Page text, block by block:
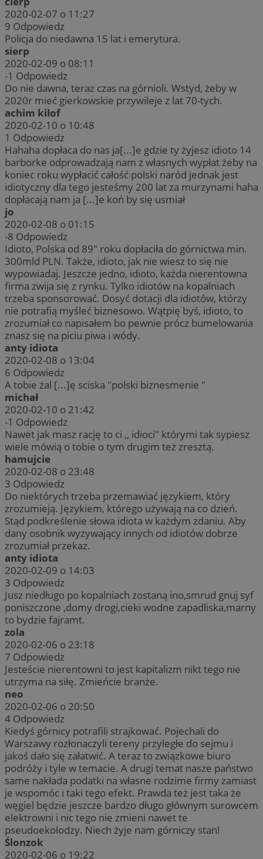
2020-02-07 o 11:27
9 Odpowiedz
Policja do niedawna 15 lat i emerytura.
sierp
2020-02-09 o 08:11
-1 Odpowiedz
Do nie dawna, teraz czas na górnioli. Wstyd, żeby w
2020r mieć gierkowskie przywileje z lat 70-tych.
achim kilof
2020-02-10 o 10:48
1 Odpowiedz
Hahaha dopłaca do nas ja[...]e gdzie ty żyjesz idioto 14
barborke odprowadzają nam z własnych wypłat żeby na
koniec roku wypłacić całość polski naród jednak jest
idiotyczny dla tego jesteśmy 200 lat za murzynami haha
dopłacają nam ja [...]e koń by się usmiał
jo
2020-02-08 o 01:15
-8 Odpowiedz
Idioto, Polska od 89" roku dopłaciła do górnictwa min.
300mld PLN. Także, idioto, jak nie wiesz to się nie
wypowiadaj. Jeszcze jedno, idioto, każda nierentowna
firma zwija się z rynku. Tylko idiotów na kopalniach
trzeba sponsorować. Dosyć dotacji dla idiotów, którzy
nie potrafią myśleć biznesowo. Wątpię byś, idioto, to
zrozumiał co napisałem bo pewnie prócz bumelowania
znasz się na piciu piwa i wódy.
anty idiota
2020-02-08 o 13:04
6 Odpowiedz
A tobie żal [...]ę sciska "polski biznesmenie "
michał
2020-02-10 o 21:42
-1 Odpowiedz
Nawet jak masz rację to ci ,, idioci" którymi tak sypiesz
wiele mówią o tobie o tym drugim też zresztą.
hamujcie
2020-02-08 o 23:48
3 Odpowiedz
Do niektórych trzeba przemawiać językiem, który
zrozumieją. Językiem, którego używają na co dzień.
Stąd podkreślenie słowa idiota w każdym zdaniu. Aby
dany osobnik wyzywający innych od idiotów dobrze
zrozumiał przekaz.
anty idiota
2020-02-09 o 14:03
3 Odpowiedz
Jusz niedługo po kopalniach zostaną ino,smrud gnuj syf
poniszczone ,domy drogi,cieki wodne zapadliska,marny
to bydzie fajramt.
zola
2020-02-06 o 23:18
7 Odpowiedz
Jesteście nierentowni to jest kapitalizm nikt tego nie
utrzyma na siłę. Zmieńcie branże.
neo
2020-02-06 o 20:50
4 Odpowiedz
Kiedyś górnicy potrafili strajkować. Pojechali do
Warszawy rozłonaczyli tereny przyległe do sejmu i
jakoś dało się załatwić. A teraz to związkowe biuro
podróży i tyle w temacie. A drugi temat nasze państwo
same nakłada podatki na własne rodzime firmy zamiast
je wspomóc i taki tego efekt. Prawda też jest taka że
węgiel będzie jeszcze bardzo długo głównym surowcem
elektrowni i nic tego nie zmieni nawet te
pseudoekolodzy. Niech żyje nam górniczy stan!
Ślonzok
2020-02-06 o 19:22